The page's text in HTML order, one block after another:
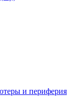
и периферия